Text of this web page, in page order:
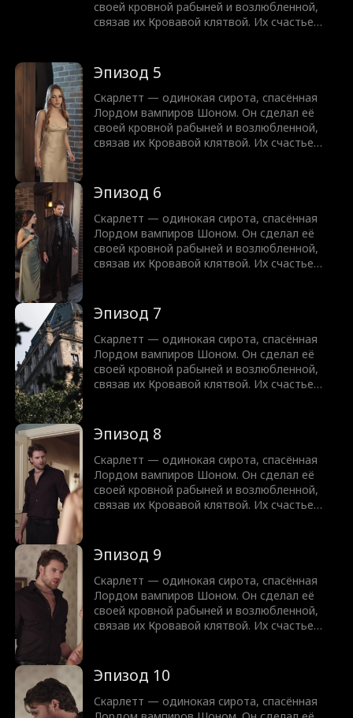
— человек, которому она когда-то уже
помогла.
своей кровной рабыней и возлюбленной,
связав их Кровавой клятвой. Их счастье
он нарушает клятву и оставляет Скарлетт
умирать. Пережив предательство, Скарлетт
решает жить ради себя. В смертельный
момент её спасает вампирский принц Алдер
— человек, которому она когда-то уже
помогла.
Эпизод 5
Скарлетт — одинокая сирота, спасённая
Лордом вампиров Шоном. Он сделал её
своей кровной рабыней и возлюбленной,
связав их Кровавой клятвой. Их счастье
он нарушает клятву и оставляет Скарлетт
умирать. Пережив предательство, Скарлетт
решает жить ради себя. В смертельный
момент её спасает вампирский принц Алдер
— человек, которому она когда-то уже
помогла.
Эпизод 6
Скарлетт — одинокая сирота, спасённая
Лордом вампиров Шоном. Он сделал её
своей кровной рабыней и возлюбленной,
связав их Кровавой клятвой. Их счастье
он нарушает клятву и оставляет Скарлетт
умирать. Пережив предательство, Скарлетт
решает жить ради себя. В смертельный
момент её спасает вампирский принц Алдер
— человек, которому она когда-то уже
помогла.
Эпизод 7
Скарлетт — одинокая сирота, спасённая
Лордом вампиров Шоном. Он сделал её
своей кровной рабыней и возлюбленной,
связав их Кровавой клятвой. Их счастье
он нарушает клятву и оставляет Скарлетт
умирать. Пережив предательство, Скарлетт
решает жить ради себя. В смертельный
момент её спасает вампирский принц Алдер
— человек, которому она когда-то уже
помогла.
Эпизод 8
Скарлетт — одинокая сирота, спасённая
Лордом вампиров Шоном. Он сделал её
своей кровной рабыней и возлюбленной,
связав их Кровавой клятвой. Их счастье
он нарушает клятву и оставляет Скарлетт
умирать. Пережив предательство, Скарлетт
решает жить ради себя. В смертельный
момент её спасает вампирский принц Алдер
— человек, которому она когда-то уже
помогла.
Эпизод 9
Скарлетт — одинокая сирота, спасённая
Лордом вампиров Шоном. Он сделал её
своей кровной рабыней и возлюбленной,
связав их Кровавой клятвой. Их счастье
он нарушает клятву и оставляет Скарлетт
умирать. Пережив предательство, Скарлетт
решает жить ради себя. В смертельный
момент её спасает вампирский принц Алдер
Эпизод 10
Скарлетт — одинокая сирота, спасённая